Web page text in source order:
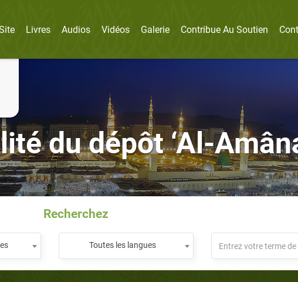
Livres Audios Vidéos Galerie Contribue Au Soutien
du dépôt ‘Al-
Recherchez
Toutes les langues